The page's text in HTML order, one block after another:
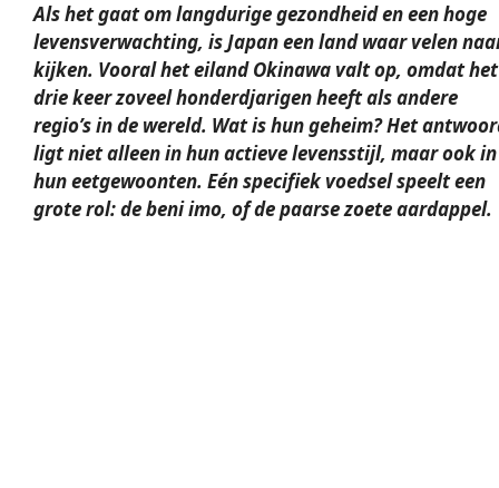
Als het gaat om langdurige gezondheid en een hoge
levensverwachting, is Japan een land waar velen
kijken. Vooral het eiland Okinawa valt op, omdat het
drie keer zoveel honderdjarigen heeft als andere
regio’s in de wereld. Wat is hun geheim? Het
ligt niet alleen in hun actieve levensstijl, maar ook in
hun eetgewoonten. Eén specifiek voedsel speelt een
grote rol: de beni imo, of de paarse zoete aardappel.